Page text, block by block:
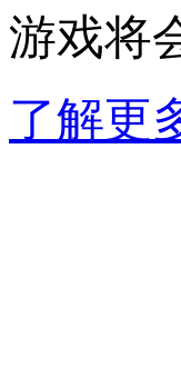
游戏将
了解更